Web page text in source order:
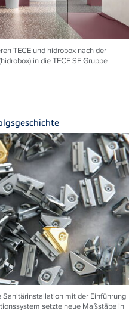
TECE und hidrobox nach der
in die TECE SE Gruppe
mit der Einführung
setzte neue Maßstäbe in